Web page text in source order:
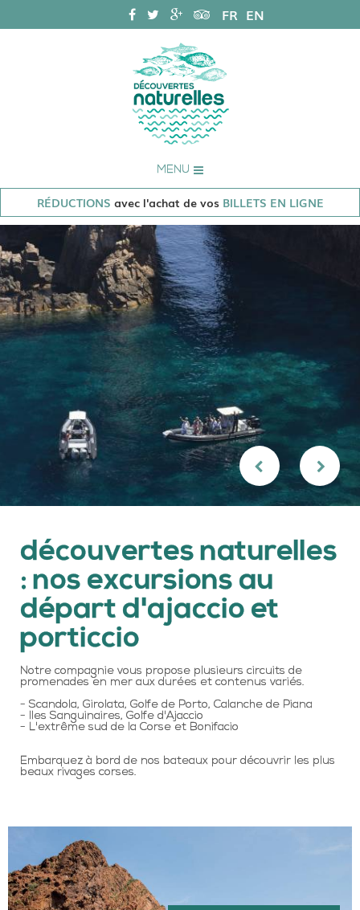
FR EN
MENU
RÉDUCTIONS avec l'achat de vos BILLETS EN LIGNE
découvertes naturelles
: nos excursions au
départ d'ajaccio et
porticcio
Notre compagnie vous propose plusieurs circuits de
promenades en mer aux durées et contenus variés.
- Scandola, Girolata, Golfe de Porto, Calanche de Piana
- Iles Sanguinaires, Golfe d'Ajaccio
- L'extrême sud de la Corse et Bonifacio
Embarquez à bord de nos bateaux pour découvrir les plus
beaux rivages corses.